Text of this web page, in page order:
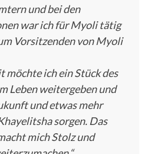
und bei den
war ich für Myoli tätig
Vorsitzenden von Myoli
ich ein Stück des
Leben weitergeben und
und etwas mehr
sorgen. Das
mich Stolz und